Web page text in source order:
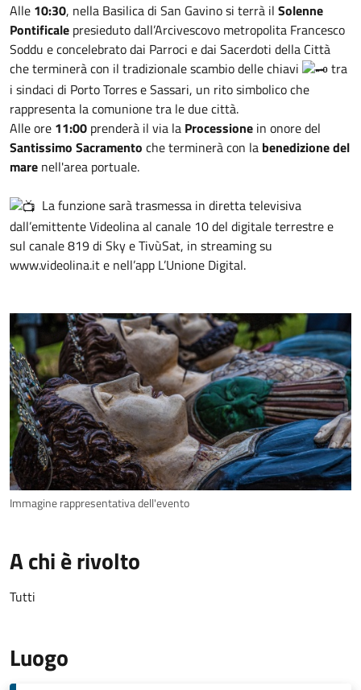
Alle 10:30, nella Basilica di San Gavino si terrà il Solenne
Pontificale presieduto dall’Arcivescovo metropolita Francesco
Soddu e concelebrato dai Parroci e dai Sacerdoti della Città
che terminerà con il tradizionale scambio delle chiavi
tra
i sindaci di Porto Torres e Sassari, un rito simbolico che
rappresenta la comunione tra le due città.
Alle ore 11:00 prenderà il via la Processione in onore del
Santissimo Sacramento che terminerà con la benedizione del
mare nell'area portuale.
La funzione sarà trasmessa in diretta televisiva
dall’emittente Videolina al canale 10 del digitale terrestre e
sul canale 819 di Sky e TivùSat, in streaming su
www.videolina.it e nell’app L’Unione Digital.
Immagine rappresentativa dell'evento
A chi è rivolto
Tutti
Luogo